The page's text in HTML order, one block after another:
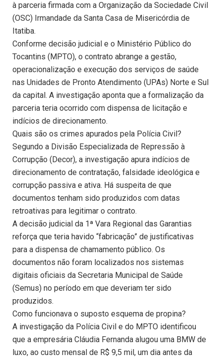
à parceria firmada com a Organização da Sociedade Civil
(OSC) Irmandade da Santa Casa de Misericórdia de
Itatiba.
Conforme decisão judicial e o Ministério Público do
Tocantins (MPTO), o contrato abrange a gestão,
operacionalização e execução dos serviços de saúde
nas Unidades de Pronto Atendimento (UPAs) Norte e Sul
da capital. A investigação aponta que a formalização da
parceria teria ocorrido com dispensa de licitação e
indícios de direcionamento.
Quais são os crimes apurados pela Polícia Civil?
Segundo a Divisão Especializada de Repressão à
Corrupção (Decor), a investigação apura indícios de
direcionamento de contratação, falsidade ideológica e
corrupção passiva e ativa. Há suspeita de que
documentos tenham sido produzidos com datas
retroativas para legitimar o contrato.
A decisão judicial da 1ª Vara Regional das Garantias
reforça que teria havido “fabricação” de justificativas
para a dispensa de chamamento público. Os
documentos não foram localizados nos sistemas
digitais oficiais da Secretaria Municipal de Saúde
(Semus) no período em que deveriam ter sido
produzidos.
Como funcionava o suposto esquema de propina?
A investigação da Polícia Civil e do MPTO identificou
que a empresária Cláudia Fernanda alugou uma BMW de
luxo, ao custo mensal de R$ 9,5 mil, um dia antes da